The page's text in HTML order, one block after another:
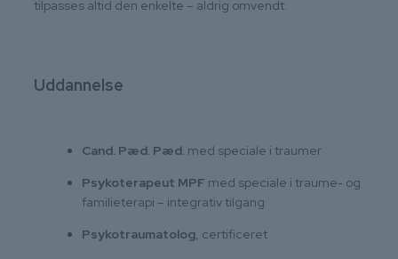
tilpasses altid den enkelte – aldrig omvendt.
Uddannelse
Cand. Pæd. Pæd. med speciale i traumer
Psykoterapeut MPF med speciale i traume- og
familieterapi – integrativ tilgang
Psykotraumatolog , certificeret